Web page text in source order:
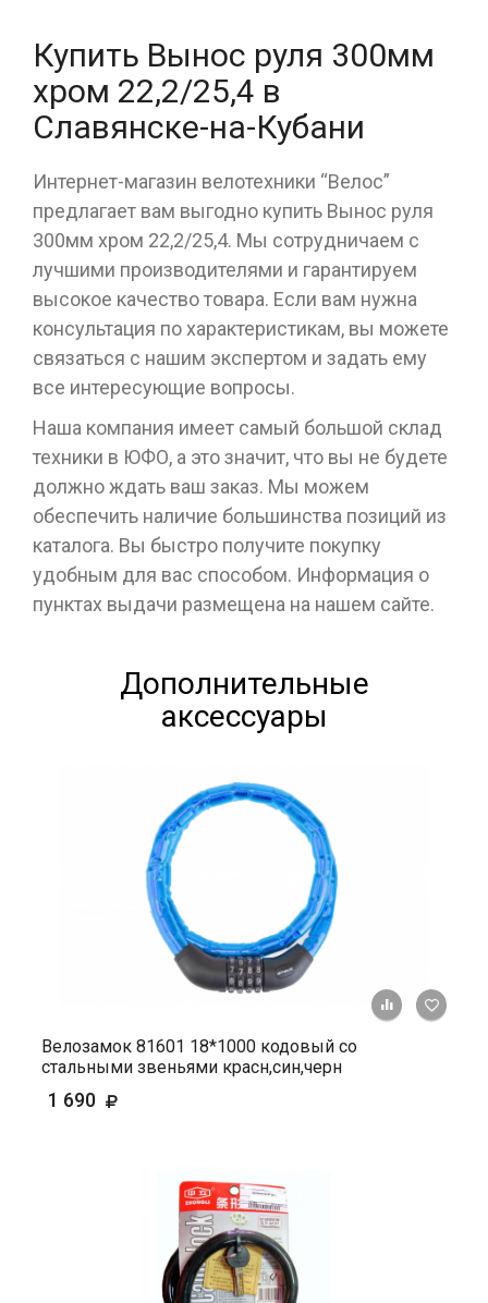
Купить Вынос руля 300мм
хром 22,2/25,4 в
Славянске-на-Кубани
Интернет-магазин велотехники “Велос”
предлагает вам выгодно купить Вынос руля
300мм хром 22,2/25,4. Мы сотрудничаем с
лучшими производителями и гарантируем
высокое качество товара. Если вам нужна
консультация по характеристикам, вы можете
связаться с нашим экспертом и задать ему
все интересующие вопросы.
Наша компания имеет самый большой склад
техники в ЮФО, а это значит, что вы не будете
должно ждать ваш заказ. Мы можем
обеспечить наличие большинства позиций из
каталога. Вы быстро получите покупку
удобным для вас способом. Информация о
пунктах выдачи размещена на нашем сайте.
Дополнительные
аксессуары
+ К
Велозамок 81601 18*1000 кодовый со
стальными звеньями красн,син,черн
1 690